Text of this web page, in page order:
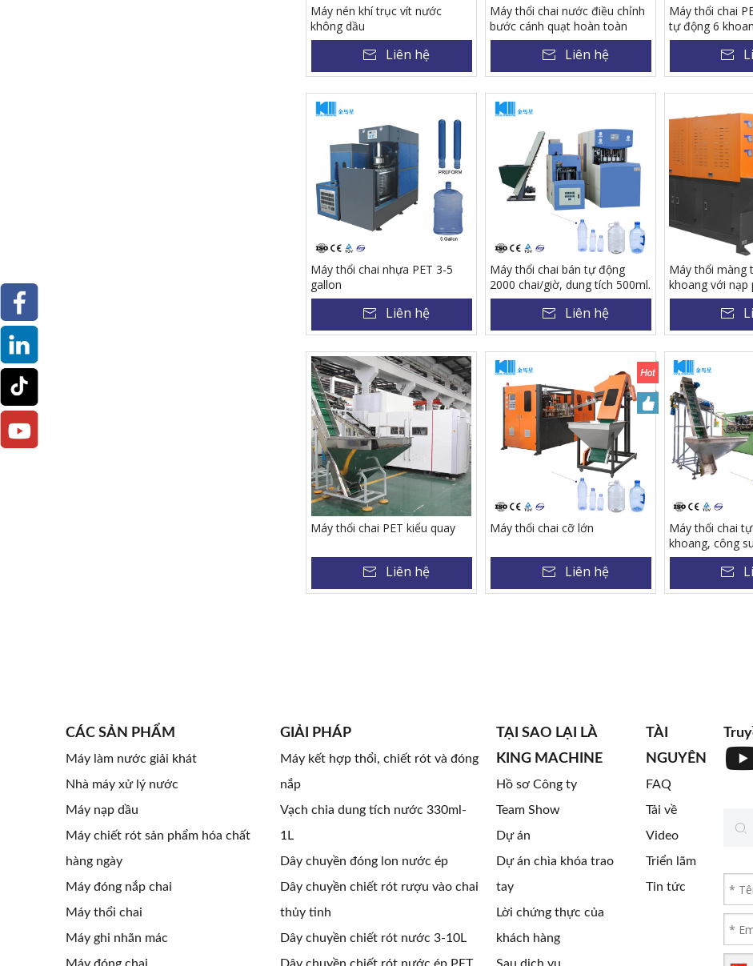
Máy nén khí trục vít nước
không dầu
Liên hệ
Máy thổi chai nước điều chỉnh
bước cánh quạt hoàn toàn
bằng điện servo
Liên hệ
Máy thổi chai
tự động 6
servo hoàn
9600 chai/giờ,
500ml.
Máy thổi chai nhựa PET 3-5
gallon
Liên hệ
Máy thổi chai bán tự động
2000 chai/giờ, dung tích 500ml.
Liên hệ
Máy thổi màng
khoang với
Máy thổi chai PET kiểu quay
Liên hệ
Máy thổi chai cỡ lớn
Liên hệ
Máy thổi chai
khoang, công
chai/giờ, sản
CÁC SẢN PHẨM
Máy làm nước giải khát
Nhà máy xử lý nước
Máy nạp dầu
Máy chiết rót sản phẩm hóa chất
hàng ngày
Máy đóng nắp chai
Máy thổi chai
Máy ghi nhãn mác
GIẢI PHÁP
Máy kết hợp thổi, chiết rót và đóng
nắp
Vạch chia dung tích nước 330ml-
1L
Dây chuyền đóng lon nước ép
Dây chuyền chiết rót rượu vào chai
thủy tinh
Dây chuyền chiết rót nước 3-10L
TẠI SAO LẠI LÀ
KING MACHINE
Hồ sơ Công ty
Team Show
Dự án
Dự án chìa khóa trao
tay
Lời chứng thực của
khách hàng
TÀI
NGUYÊN
FAQ
Tải về
Video
Triển lãm
Tin tức